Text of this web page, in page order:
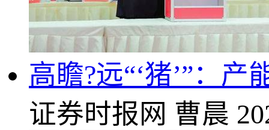
高瞻?远“‘猪’”：
证券时报网 曹晨